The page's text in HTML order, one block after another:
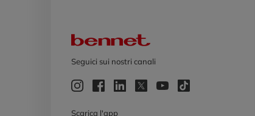
Seguici sui nostri canali
Scarica l'app